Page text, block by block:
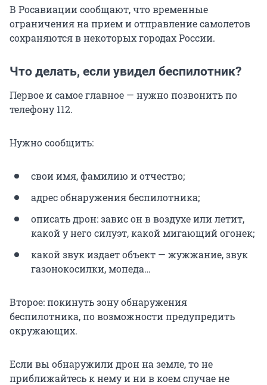
В Росавиации сообщают, что временные
ограничения на прием и отправление самолетов
сохраняются в некоторых городах России.
Что делать, если увидел беспилотник?
Первое и самое главное — нужно позвонить по
телефону 112.
Нужно сообщить:
свои имя, фамилию и отчество;
адрес обнаружения беспилотника;
описать дрон: завис он в воздухе или летит,
какой у него силуэт, какой мигающий огонек;
какой звук издает объект — жужжание, звук
газонокосилки, мопеда…
Второе: покинуть зону обнаружения
беспилотника, по возможности предупредить
окружающих.
Если вы обнаружили дрон на земле, то не
приближайтесь к нему и ни в коем случае не